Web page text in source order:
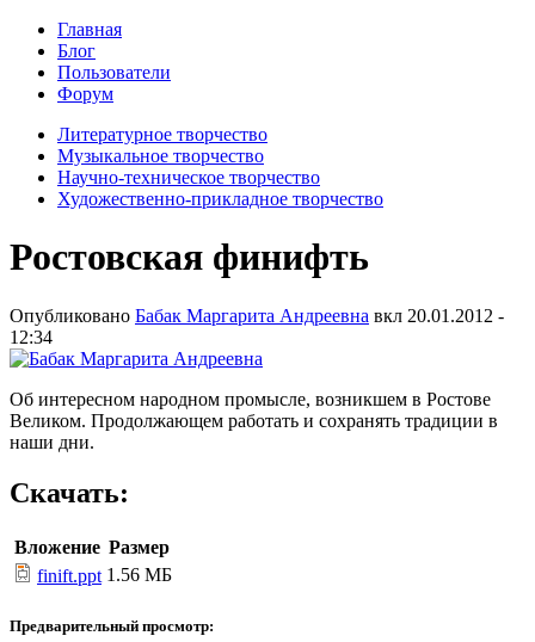
Главная
Блог
Пользователи
Форум
Литературное творчество
Музыкальное творчество
Научно-техническое творчество
Художественно-прикладное творчество
Ростовская финифть
Опубликовано Бабак Маргарита Андреевна вкл 20.01.2012 -
12:34
Об интересном народном промысле, возникшем в Ростове
Великом. Продолжающем работать и сохранять традиции в
наши дни.
Скачать:
Вложение Размер
finift.ppt 1.56 МБ
Предварительный просмотр: